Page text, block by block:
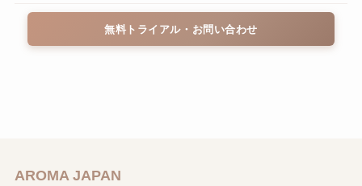
無料トライアル・お問い合わせ
AROMA JAPAN